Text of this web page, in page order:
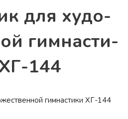
для ху­до­
гим­насти­
144